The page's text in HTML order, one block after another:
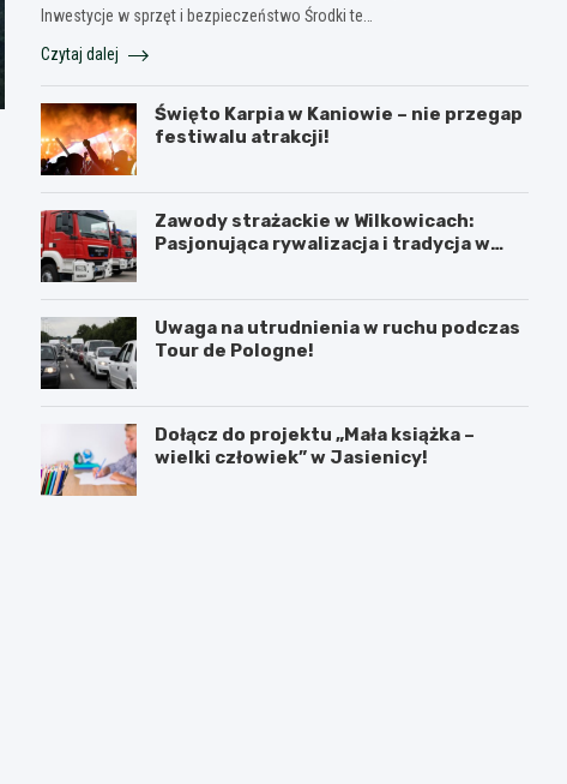
Inwestycje w sprzęt i bezpieczeństwo Środki te…
Czytaj dalej
Święto Karpia w Kaniowie – nie przegap
festiwalu atrakcji!
Zawody strażackie w Wilkowicach:
Pasjonująca rywalizacja i tradycja w
Uwaga na utrudnienia w ruchu podczas
Tour de Pologne!
Dołącz do projektu „Mała książka –
wielki człowiek” w Jasienicy!